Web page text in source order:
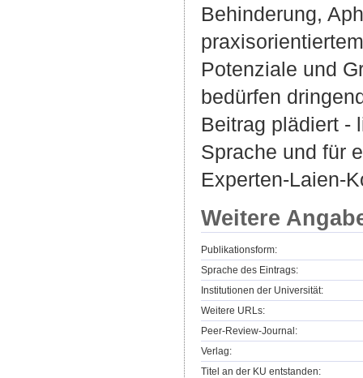
Behinderung,
Potenziale und
bedürfen
Beitrag plädiert -
Sprache und für
Experten-Laien-
Weitere
Publikationsform:
Sprache des Eintrags:
Institutionen der Universität:
Weitere URLs:
Peer-Review-Journal:
Verlag:
Titel an der KU entstanden: